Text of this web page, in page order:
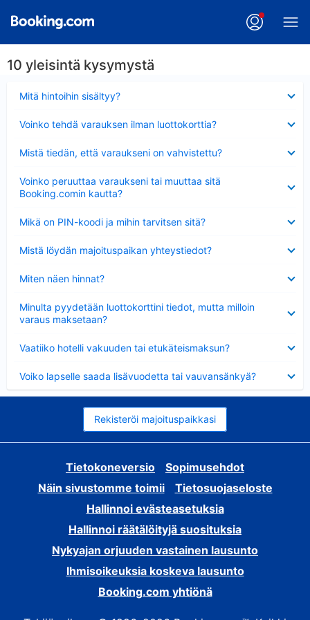
10 yleisintä kysymystä
Mitä hintoihin sisältyy?
Voinko tehdä varauksen ilman luottokorttia?
Mistä tiedän, että varaukseni on vahvistettu?
Voinko peruuttaa varaukseni tai muuttaa sitä
Booking.comin kautta?
Mikä on PIN-koodi ja mihin tarvitsen sitä?
Mistä löydän majoituspaikan yhteystiedot?
Miten näen hinnat?
Minulta pyydetään luottokorttini tiedot, mutta milloin
varaus maksetaan?
Vaatiiko hotelli vakuuden tai etukäteismaksun?
Voiko lapselle saada lisävuodetta tai vauvansänkyä?
Rekisteröi majoituspaikkasi
Tietokoneversio
Sopimusehdot
Näin sivustomme toimii
Tietosuojaseloste
Hallinnoi evästeasetuksia
Hallinnoi räätälöityjä suosituksia
Nykyajan orjuuden vastainen lausunto
Ihmisoikeuksia koskeva lausunto
Booking.com yhtiönä